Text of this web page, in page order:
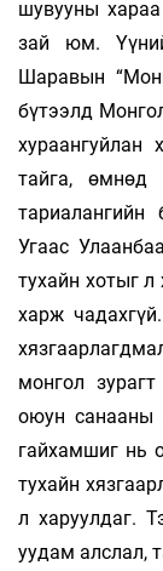
шувууны
зай юм.
Шаравын
бүтээлд
хураангуйлан
тайга, өмнөд
Угаас
тухайн хотыг
харж
монгол
оюун санааны
гайхамшиг нь
тухайн
л харуулдаг.
уудам алслал,